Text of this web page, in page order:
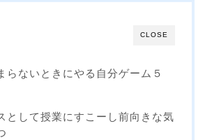
CLOSE
らないときにやる自分ゲーム５
として授業にすこーし前向きな気